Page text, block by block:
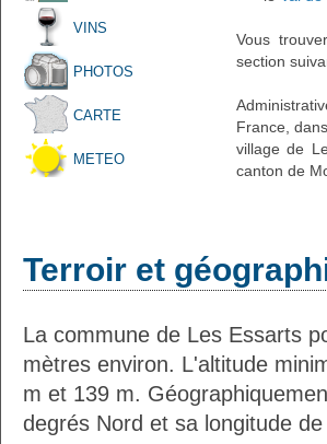
VINS
PHOTOS
CARTE
METEO
Vous
section
France,
village de
canton de
Terroir et
La commune de Les Essarts
mètres environ. L'altitude
m et 139 m.
degrés Nord et sa longitude